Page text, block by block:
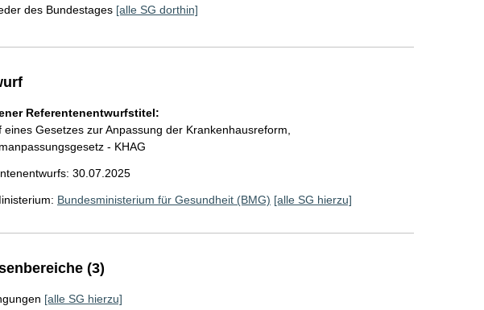
des Bundestages [alle SG dorthin]
Referentenentwurfstitel:
Gesetzes zur Anpassung der Krankenhausreform,
- KHAG
30.07.2025
Bundesministerium für Gesundheit (BMG) [alle SG hierzu]
(3)
[alle SG hierzu]